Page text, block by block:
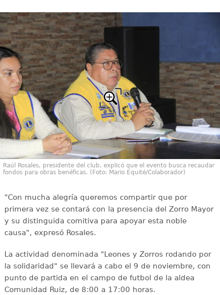
Raúl Rosales, presidente del club, explicó que el evento busca recaudar
fondos para obras benéficas. (Foto: Mario Equité/Colaborador)
"Con mucha alegría queremos compartir que por
primera vez se contará con la presencia del Zorro Mayor
y su distinguida comitiva para apoyar esta noble
causa", expresó Rosales.
La actividad denominada "Leones y Zorros rodando por
la solidaridad" se llevará a cabo el 9 de noviembre, con
punto de partida en el campo de futbol de la aldea
Comunidad Ruiz, de 8:00 a 17:00 horas.